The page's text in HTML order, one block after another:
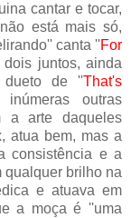
cantar e tocar,
está mais só,
canta ''For
juntos, ainda
dueto de ''That's
outras
a arte daqueles
atua bem, mas a
consistência e a
qualquer brilho na
e atuava em
a moça é ''uma